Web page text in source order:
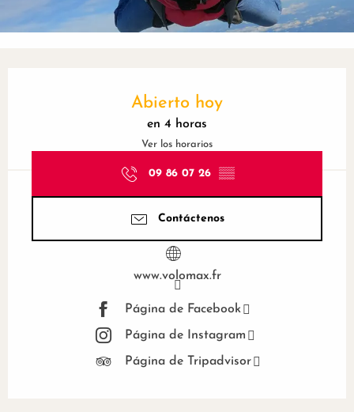
Abierto hoy
en 4 horas
Ver los horarios
09 86 07 26 ▒▒
Contáctenos
www.volomax.fr
Página de Facebook
Página de Instagram
Página de Tripadvisor